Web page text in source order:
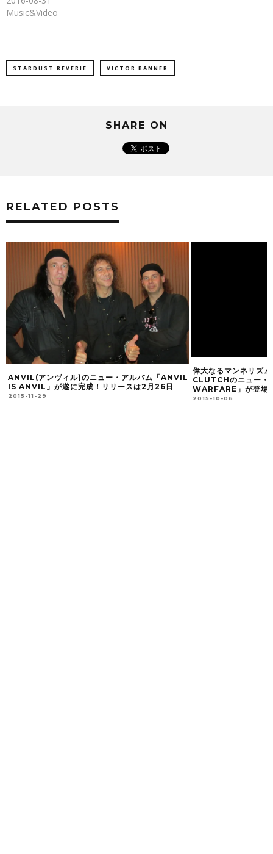
Music&Video
STARDUST REVERIE VICTOR BANNER
SHARE ON
RELATED POSTS
ANVIL(アンヴィル)のニュー・アルバム「ANVIL
IS ANVIL」が遂に完成！リリースは2月26日
2015-11-29
偉大なるマンネリズ
CLUTCHのニュー・
WARFARE」が登場
2015-10-06